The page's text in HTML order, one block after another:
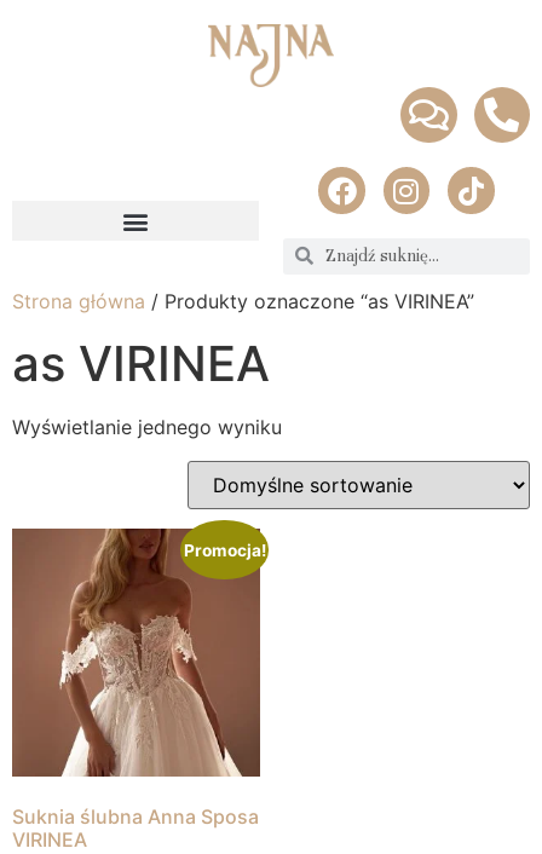
Strona główna / Produkty oznaczone “as VIRINEA”
as VIRINEA
Wyświetlanie jednego wyniku
Promocja!
Suknia ślubna Anna Sposa
VIRINEA